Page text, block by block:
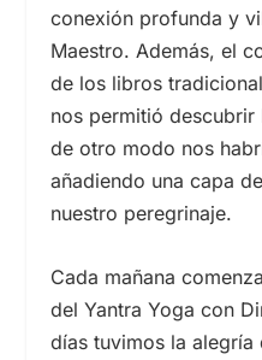
conexión profunda y
Maestro. Además, el
de los libros
nos permitió
de otro modo nos
añadiendo una capa
nuestro peregrinaje.
Cada mañana
del Yantra Yoga con
días tuvimos la alegría